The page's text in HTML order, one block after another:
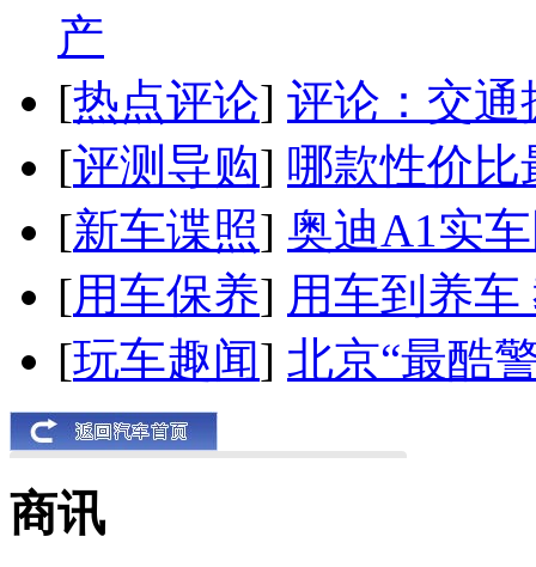
产
[热点评论] 评论：交通
[评测导购] 哪款性价比
[新车谍照] 奥迪A1实
[用车保养] 用车到养
[玩车趣闻] 北京“最酷
商讯